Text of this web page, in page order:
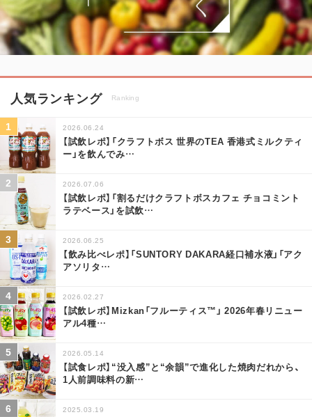
人気ランキング Ranking
2026.06.24
【試飲レポ】「クラフトボス 世界のTEA 香港式ミルクティ
ー」を飲んでみ…
2026.07.06
【試飲レポ】「割るだけクラフトボスカフェ チョコミント
ラテベース」を試飲…
2026.06.25
【飲み比べレポ】「SUNTORY DAKARA経口補水液」「アク
アソリタ…
2026.02.27
【試飲レポ】Mizkan「フルーティス™」 2026年春リニュー
アル4種…
2026.05.14
【試食レポ】“没入感”と“余韻”で進化した焼肉だれから、
1人前調味料の新…
2025.03.19